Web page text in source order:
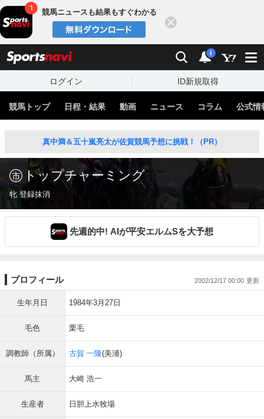
競馬ニュースも結果もすぐわかる
検索 通知
i
ログイン ID新規取得
競馬トップ 日程・結果 動画 ニュース コラム 公式情
真中満＆五十嵐亮太が佐賀競馬予想に挑戦！（PR）
トップチャーミング
牝 登録抹消
先週的中! AIが平安エルムSを大予想
プロフィール 2002/12/17 00:00
生年月日 1984年3月27日
毛色 栗毛
調教師（所属） 古賀 一隆(美浦)
馬主 大崎 浩一
生産者 日胆上水牧場